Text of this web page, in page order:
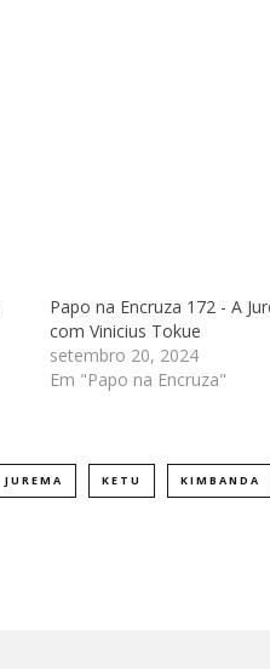
Papo na Encruza 172 - A
com Vinicius Tokue
setembro 20, 2024
Em "Papo na Encruza"
JUREMA KETU KIMBANDA